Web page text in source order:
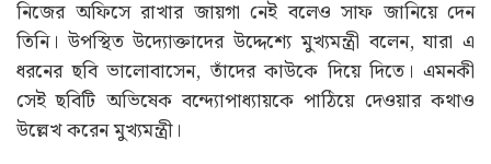
নিজের অফিসে রাখার জায়গা নেই বলেও সাফ জানিয়ে দেন
তিনি। উপস্থিত উদ্যোক্তাদের উদ্দেশ্যে মুখ্যমন্ত্রী বলেন, যারা এ
ধরনের ছবি ভালোবাসেন, তাঁদের কাউকে দিয়ে দিতে। এমনকী
সেই ছবিটি অভিষেক বন্দ্যোপাধ্যায়কে পাঠিয়ে দেওয়ার কথাও
উল্লেখ করেন মুখ্যমন্ত্রী।